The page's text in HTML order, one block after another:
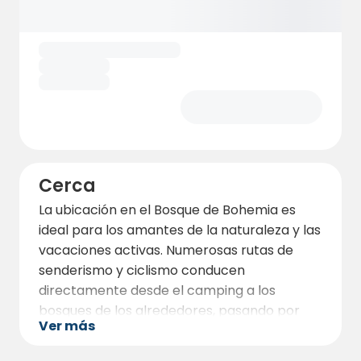
Cerca
La ubicación en el Bosque de Bohemia es
ideal para los amantes de la naturaleza y las
vacaciones activas. Numerosas rutas de
senderismo y ciclismo conducen
directamente desde el camping a los
bosques de los alrededores, pasando por
arroyos cristalinos, páramos y una flora y
Ver más